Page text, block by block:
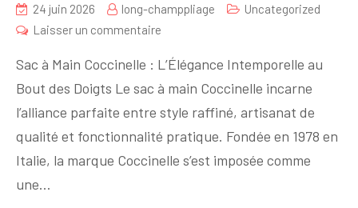
24 juin 2026 long-champpliage
Uncategorized
Laisser un commentaire
intemporelle
:
Découvrez
le
sac
Sac à Main Coccinelle : L’Élégance Intemporelle au
Bout des Doigts Le sac à main Coccinelle incarne
l’alliance parfaite entre style raffiné, artisanat de
qualité et fonctionnalité pratique. Fondée en 1978 en
Italie, la marque Coccinelle s’est imposée comme
une…